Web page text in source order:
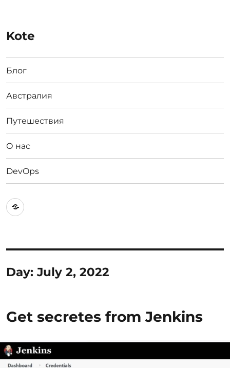
Kote
Блог
Австралия
Путешествия
О нас
DevOps
Австралия
Day:July 2, 2022
Get secretes from Jenkins